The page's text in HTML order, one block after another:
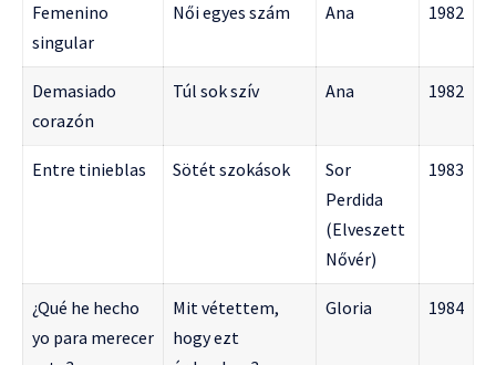
Femenino
singular
Női egyes szám Ana 1982
Demasiado
corazón
Túl sok szív Ana 1982
Entre tinieblas Sötét szokások
Sor
Perdida
(Elveszett
Nővér)
1983
¿Qué he hecho
yo para merecer
Mit vétettem,
hogy ezt
Gloria 1984